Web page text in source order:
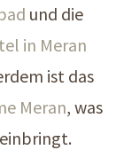
und die
in Meran
ist das
Meran, was